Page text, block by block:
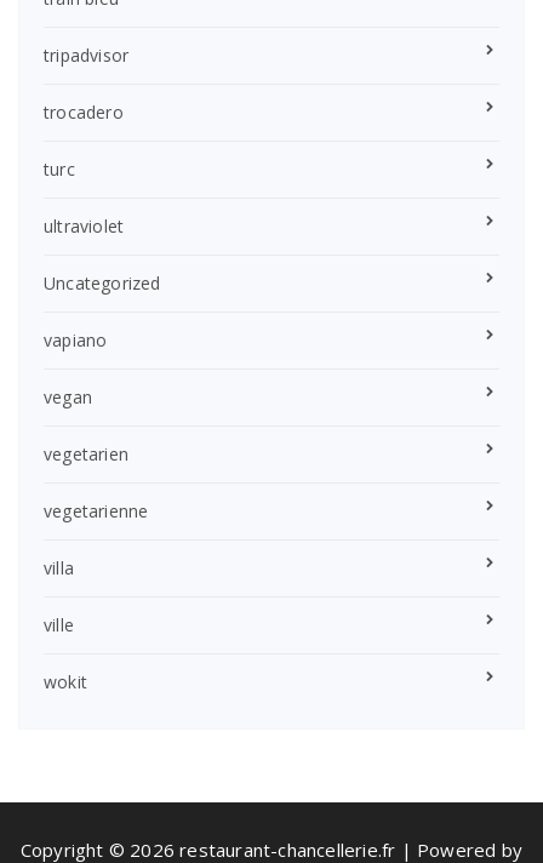
tripadvisor
trocadero
turc
ultraviolet
Uncategorized
vapiano
vegan
vegetarien
vegetarienne
villa
ville
wokit
Copyright © 2026 restaurant-chancellerie.fr | Powered by